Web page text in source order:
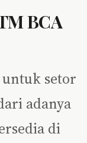
BCA
setor
adanya
di